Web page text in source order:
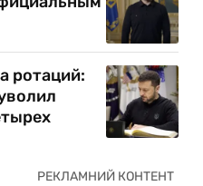
ротаций: